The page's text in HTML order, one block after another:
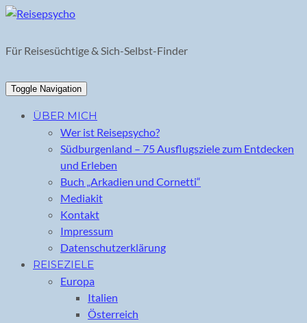
Skip
content
Für Reisesüchtige & Sich-Selbst-Finder
Toggle Navigation
ÜBER MICH
Wer ist Reisepsycho?
Südburgenland – 75 Ausflugsziele zum Entdecken
und Erleben
Buch „Arkadien und Cornetti“
Mediakit
Kontakt
Impressum
Datenschutzerklärung
REISEZIELE
Europa
Italien
Österreich